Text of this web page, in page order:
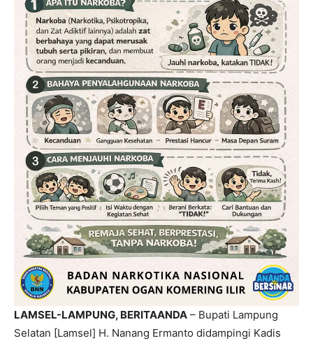
LAMSEL-LAMPUNG, BERITAANDA – Bupati Lampung
Selatan [Lamsel] H. Nanang Ermanto didampingi Kadis